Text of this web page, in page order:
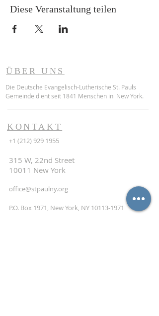
Diese Veranstaltung teilen
ÜBER UNS
Die Deutsche Evangelisch-Lutherische St. Pauls
Gemeinde dient seit 1841 Menschen in New York.
KONTAKT
+1 (212) 929 1955
315 W, 22nd Street
10011 New York
office@stpaulny.org
P.O. Box 1971, New York, NY 10113-1971